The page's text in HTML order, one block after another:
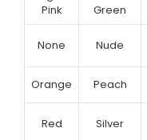
Pink
Green
None Nude
Orange Peach
Red Silver